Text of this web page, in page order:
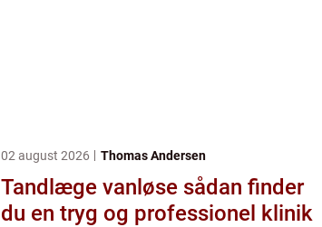
02 august 2026 Thomas Andersen
Tandlæge vanløse sådan finder
du en tryg og professionel klinik